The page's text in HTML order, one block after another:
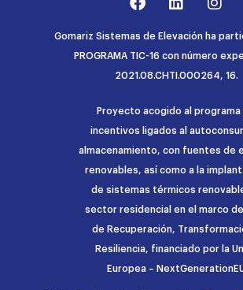
Gomariz Sistemas de Elevación ha
PROGRAMA TIC-16 con número
2021.08.CHTI.000264, 16.
Proyecto acogido al programa
incentivos ligados al
almacenamiento, con fuentes de
renovables, así como a la
de sistemas térmicos
sector residencial en el marco
de Recuperación,
Resiliencia, financiado por la
Europea –